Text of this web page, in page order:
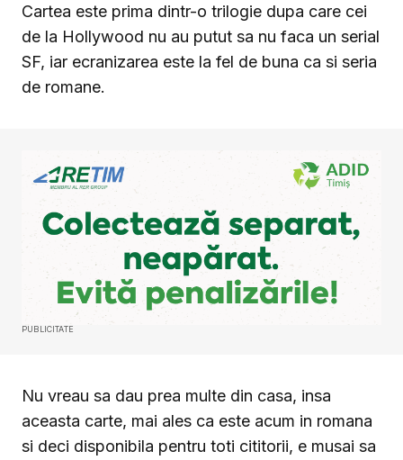
Cartea este prima dintr-o trilogie dupa care cei
de la Hollywood nu au putut sa nu faca un serial
SF, iar ecranizarea este la fel de buna ca si seria
de romane.
PUBLICITATE
Nu vreau sa dau prea multe din casa, insa
aceasta carte, mai ales ca este acum in romana
si deci disponibila pentru toti cititorii, e musai sa